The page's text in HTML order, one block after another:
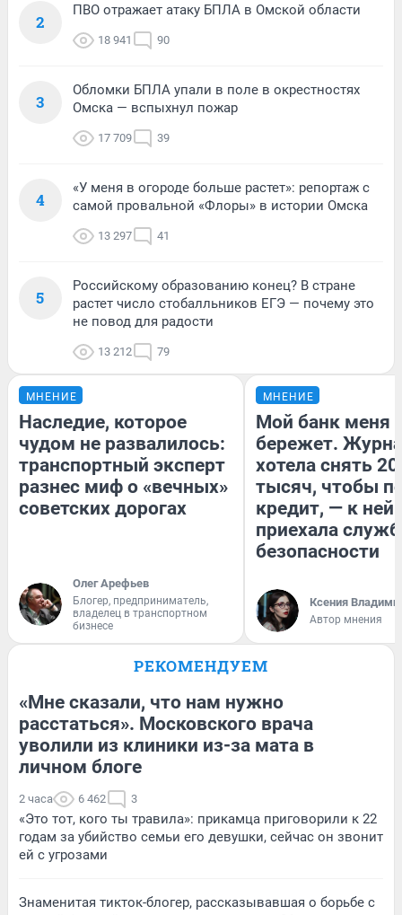
2
ПВО отражает атаку БПЛА в Омской области
18 941 90
3
Обломки БПЛА упали в поле в окрестностях
Омска — вспыхнул пожар
17 709 39
4
«У меня в огороде больше растет»: репортаж с
самой провальной «Флоры» в истории Омска
13 297 41
5
Российскому образованию конец? В стране
растет число стобалльников ЕГЭ — почему это
не повод для радости
13 212 79
МНЕНИЕ
Наследие, которое
чудом не развалилось:
транспортный эксперт
разнес миф о «вечных»
советских дорогах
Олег Арефьев
Блогер, предприниматель,
владелец в транспортном
бизнесе
МНЕНИЕ
Мой банк меня
бережет.
хотела снять
тысяч, чтобы
кредит, — к
приехала
безопасности
Ксения
Автор мнения
РЕКОМЕНДУЕМ
«Мне сказали, что нам нужно
расстаться». Московского врача
уволили из клиники из-за мата в
личном блоге
2 часа 6 462 3
«Это тот, кого ты травила»: прикамца приговорили к 22
годам за убийство семьи его девушки, сейчас он звонит
ей с угрозами
Знаменитая тикток-блогер, рассказывавшая о борьбе с